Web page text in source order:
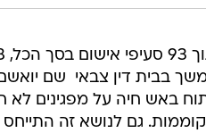
בבית דין צבאי  שם
באש חיה על מפגינים
גם לנושא זה